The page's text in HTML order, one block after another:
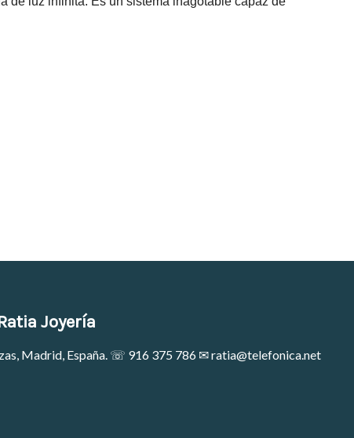
Joyería
Madrid, España. ☏ 916 375 786 ✉ratia@telefonica.net